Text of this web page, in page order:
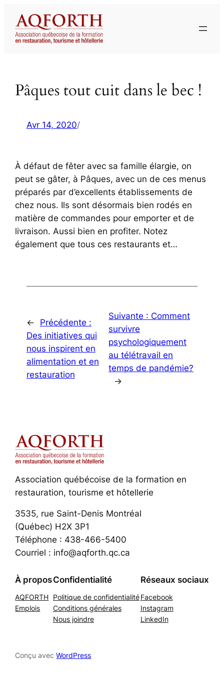
contenu
Pâques tout cuit dans le bec !
Avr 14, 2020/
À défaut de fêter avec sa famille élargie, on
peut se gâter, à Pâques, avec un de ces menus
préparés par d’excellents établissements de
chez nous. Ils sont désormais bien rodés en
matière de commandes pour emporter et de
livraison. Aussi bien en profiter. Notez
également que tous ces restaurants et…
←
Précédente :
Des initiatives qui
nous inspirent en
alimentation et en
restauration
Suivante : Comment
survivre
psychologiquement
au télétravail en
temps de pandémie?
→
Association québécoise de la formation en
restauration, tourisme et hôtellerie
3535, rue Saint-Denis Montréal
(Québec) H2X 3P1
Téléphone : 438-466-5400
Courriel : info@aqforth.qc.ca
À propos
AQFORTH
Emplois
Confidentialité
Politique de confidentialité
Conditions générales
Nous joindre
Réseaux sociaux
Facebook
Instagram
LinkedIn
Conçu avecWordPress